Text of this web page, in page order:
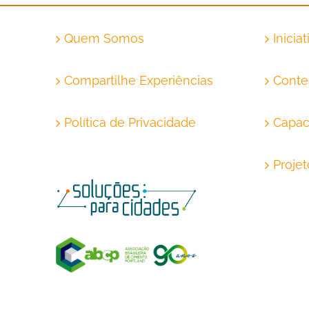
Quem Somos
Compartilhe Experiências
Política de Privacidade